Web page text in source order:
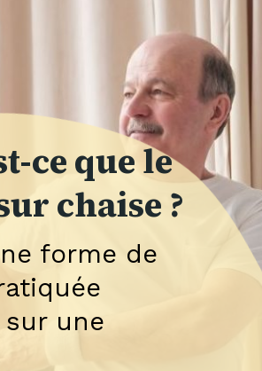
forme de
sur une
ce que le
chaise ?